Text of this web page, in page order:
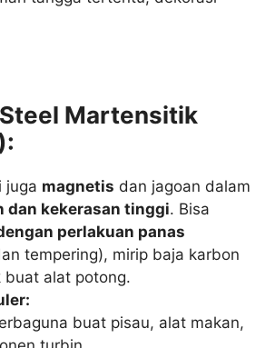
Martensitik
juga magnetis dan jagoan dalam
dan kekerasan tinggi. Bisa
perlakuan panas
tempering), mirip baja karbon
buat alat potong.
buat pisau, alat makan,